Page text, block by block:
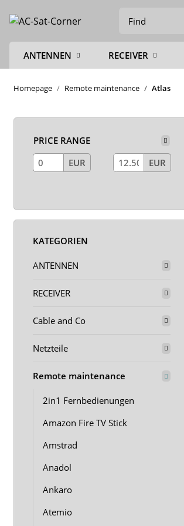
ANTENNEN RECEIVER
Homepage Remote maintenance Atlas
PRICE RANGE
EUR
EUR
KATEGORIEN
ANTENNEN
RECEIVER
Cable and Co
Netzteile
Remote maintenance
2in1 Fernbedienungen
Amazon Fire TV Stick
Amstrad
Anadol
Ankaro
Atemio